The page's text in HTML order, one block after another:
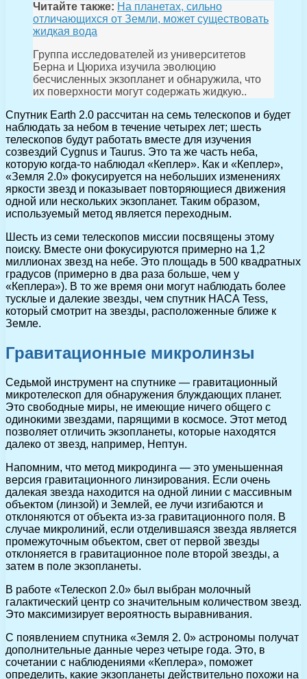
Читайте также: На планетах, сильно
отличающихся от Земли, может существовать
жидкая вода
Группа исследователей из университетов
Берна и Цюриха изучила эволюцию
бесчисленных экзопланет и обнаружила, что
их поверхности могут содержать жидкую..
Спутник Earth 2.0 рассчитан на семь телескопов и будет
наблюдать за небом в течение четырех лет; шесть
телескопов будут работать вместе для изучения
созвездий Cygnus и Taurus. Это та же часть неба,
которую когда-то наблюдал «Кеплер». Как и «Кеплер»,
«Земля 2.0» фокусируется на небольших изменениях
яркости звезд и показывает повторяющиеся движения
одной или нескольких экзопланет. Таким образом,
используемый метод является переходным.
Шесть из семи телескопов миссии посвящены этому
поиску. Вместе они фокусируются примерно на 1,2
миллионах звезд на небе. Это площадь в 500 квадратных
градусов (примерно в два раза больше, чем у
«Кеплера»). В то же время они могут наблюдать более
тусклые и далекие звезды, чем спутник НАСА Tess,
который смотрит на звезды, расположенные ближе к
Земле.
Гравитационные микролинзы
Седьмой инструмент на спутнике — гравитационный
микротелескоп для обнаружения блуждающих планет.
Это свободные миры, не имеющие ничего общего с
одинокими звездами, парящими в космосе. Этот метод
позволяет отличить экзопланеты, которые находятся
далеко от звезд, например, Нептун.
Напомним, что метод микродинга — это уменьшенная
версия гравитационного линзирования. Если очень
далекая звезда находится на одной линии с массивным
объектом (линзой) и Землей, ее лучи изгибаются и
отклоняются от объекта из-за гравитационного поля. В
случае микролиний, если отделившаяся звезда является
промежуточным объектом, свет от первой звезды
отклоняется в гравитационное поле второй звезды, а
затем в поле экзопланеты.
В работе «Телескоп 2.0» был выбран молочный
галактический центр со значительным количеством звезд.
Это максимизирует вероятность выравнивания.
С появлением спутника «Земля 2. 0» астрономы получат
дополнительные данные через четыре года. Это, в
сочетании с наблюдениями «Кеплера», поможет
определить, какие экзопланеты действительно похожи на